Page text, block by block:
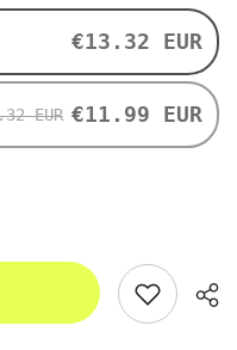
€13.32 EUR
EUR €11.99 EUR